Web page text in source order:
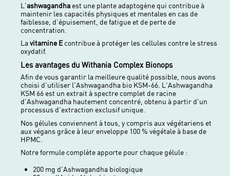
L'ashwagandha est une plante adaptogène qui contribue à
maintenir les capacités physiques et mentales en cas de
faiblesse, d'épuisement, de fatigue et de perte de
concentration.
Lavitamine Econtribue à protéger les cellules contre le stress
oxydatif.
Les avantages du Withania Complex Bionops
Afin de vous garantir la meilleure qualité possible, nous avons
choisi d'utiliser l'Ashwagandha bio KSM-66. L'Ashwagandha
KSM 66 est un extrait à spectre complet de racine
d'Ashwagandha hautement concentré, obtenu à partir d'un
processus d'extraction exclusif unique.
Nos gélules conviennent à tous, y compris aux végétariens et
aux végans grâce à leur enveloppe 100 % végétale à base de
HPMC.
Notre formule complète apporte pour chaque gélule :
200 mg d'Ashwagandha biologique